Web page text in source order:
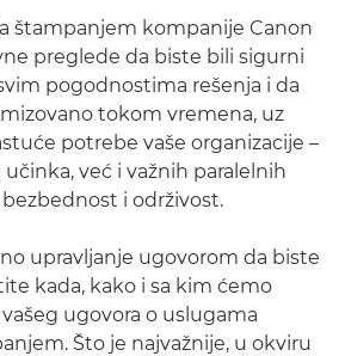
štampanjem kompanije Canon
preglede da biste bili sigurni
pogodnostima rešenja i da
tokom vremena, uz
potrebe vaše organizacije –
već i važnih paralelnih
i održivost.
upravljanje ugovorom da biste
kada, kako i sa kim ćemo
ugovora o uslugama
Što je najvažnije, u okviru